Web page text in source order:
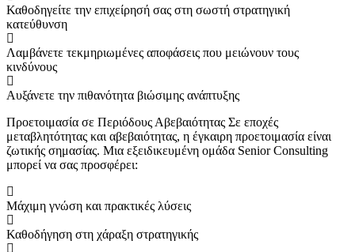
Καθοδηγείτε την επιχείρησή σας στη σωστή στρατηγική
κατεύθυνση
Λαμβάνετε τεκμηριωμένες αποφάσεις που μειώνουν τους
κινδύνους
Αυξάνετε την πιθανότητα βιώσιμης ανάπτυξης
Προετοιμασία σε Περιόδους Αβεβαιότητας Σε εποχές
μεταβλητότητας και αβεβαιότητας, η έγκαιρη προετοιμασία είναι
ζωτικής σημασίας. Μια εξειδικευμένη ομάδα Senior Consulting
μπορεί να σας προσφέρει:
Μάχιμη γνώση και πρακτικές λύσεις
Καθοδήγηση στη χάραξη στρατηγικής